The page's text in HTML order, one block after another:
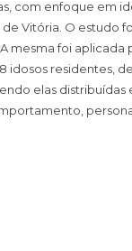
com enfoque em
Vitória. O estudo
mesma foi aplicada
residentes,
elas distribuídas